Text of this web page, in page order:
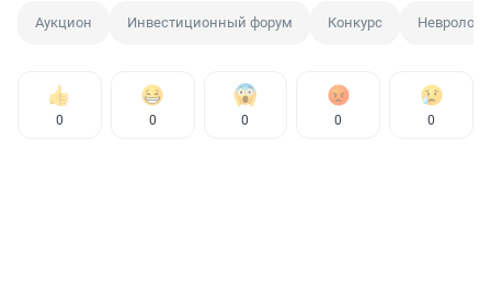
Аукцион Инвестиционный форум Конкурс
0 0 0 0 0